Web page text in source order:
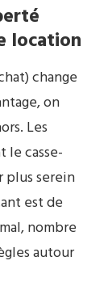
location
change
on
Les
le casse-
plus serein
est de
nombre
autour